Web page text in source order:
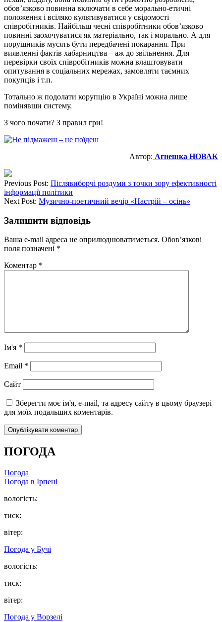
обов’язково повинна включати в себе морально-етичні
положення і всіляко культивуватися у свідомості
співробітників. Найбільш чесні співробітники обов’язково
повинні заохочуватися як матеріально, так і морально. А для
порушників мусять бути передбачені покарання. При
виявленні фактів хабарництва – аж до звільнення. Для
перевірки своїх співробітників можна влаштовувати
опитування в соціальних мережах, замовляти таємних
покупців і т.п.
Тотально ж подолати корупцію в Україні можна лише
помінявши систему.
З чого почати? З правил гри!
Автор: Агнешка НОВАК
Previous Post: Післявиборчі роздуми з точки зору ефективності
інформації політики
Next Post: Музично-поетичний вечір «Настрій – осінь»
Залишити відповідь
Ваша e-mail адреса не оприлюднюватиметься. Обов’язкові
поля позначені *
Коментар *
Ім'я *
Email *
Сайт
Зберегти моє ім'я, e-mail, та адресу сайту в цьому браузері
для моїх подальших коментарів.
ПОГОДА
Погода
Погода в Ірпені
вологість:
тиск:
вітер:
Погода у Бучі
вологість:
тиск:
вітер:
Погода у Ворзелі